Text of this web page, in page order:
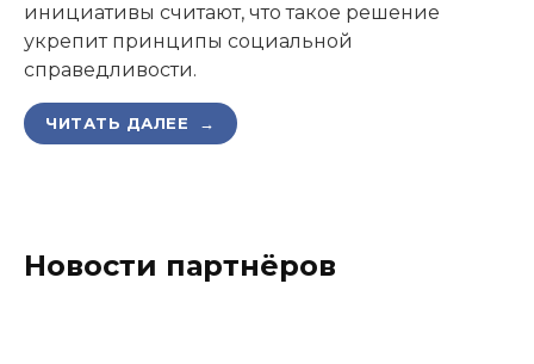
инициативы считают, что такое решение
укрепит принципы социальной
справедливости.
ЧИТАТЬ ДАЛЕЕ →
Новости партнёров